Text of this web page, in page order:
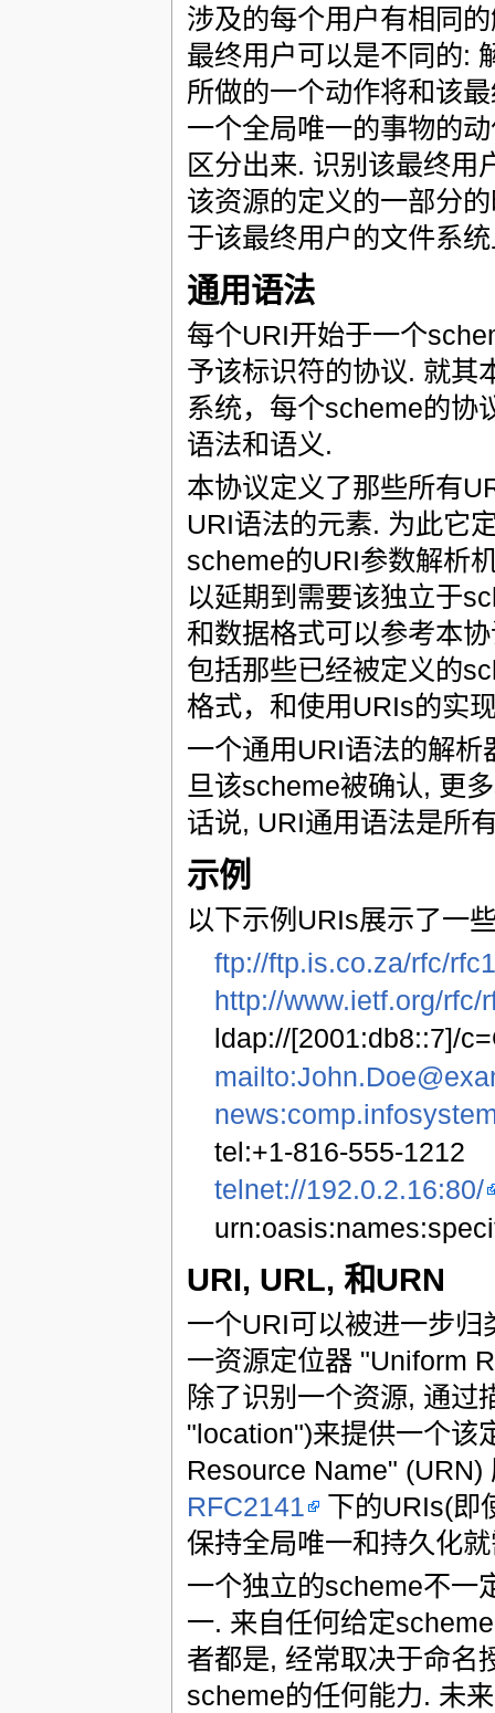
涉及的每个用户有相同
最终用户可以是不同的:
所做的一个动作将和该
一个全局唯一的事物的
区分出来. 识别该最终用
该资源的定义的一部分
于该最终用户的文件系
通用语法
每个URI开始于一个
予该标识符的协议. 就其
系统，每个scheme的协
语法和语义.
本协议定义了那些所有
URI语法的元素. 为此它
scheme的URI参数解析
以延期到需要该独立于
和数据格式可以参考本
包括那些已经被定义的
格式，和使用URIs的实
一个通用URI语法的解
旦该scheme被确认, 更
话说, URI通用语法是所
示例
以下示例URIs展示了一
ftp://ftp.is.co.za/rfc/
http://www.ietf.org/rfc/
ldap://[2001:db8::7]/
tel:+1-816-555-1212
telnet://192.0.2.16:80/
URI, URL, 和URN
一个URI可以被进一步
一资源定位器 "Uniform
除了识别一个资源, 通过
"location")来提供一个该
Resource Name"
RFC2141 下的URIs(即
保持全局唯一和持久化
一个独立的scheme不一
一. 来自任何给定
者都是, 经常取决于命名
scheme的任何能力. 未